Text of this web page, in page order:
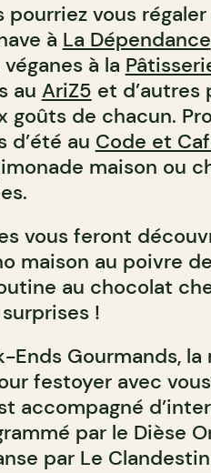
pourriez vous
à La Dépendance
à la
au AriZ5 et
goûts de chacun.
d’été au Code et
maison ou
vous feront
maison au poivre
au chocolat
!
Ends Gourmands,
festoyer avec
accompagné
par le Dièse
par Le